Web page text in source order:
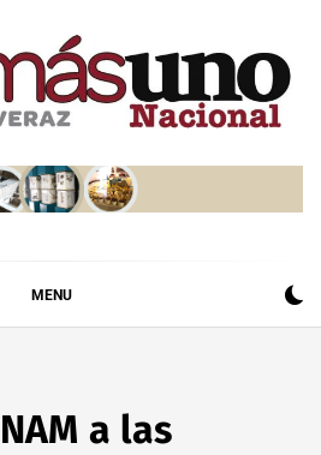
MENU
a las